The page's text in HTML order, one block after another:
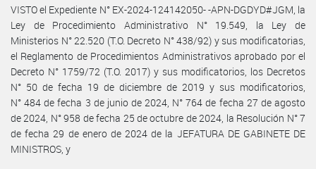
VISTO el Expediente N° EX-2024-124142050- -APN-DGDYD#JGM, la
Ley de Procedimiento Administrativo N° 19.549, la Ley de
Ministerios N° 22.520 (T.O. Decreto N° 438/92) y sus modificatorias,
el Reglamento de Procedimientos Administrativos aprobado por el
Decreto N° 1759/72 (T.O. 2017) y sus modificatorios, los Decretos
N° 50 de fecha 19 de diciembre de 2019 y sus modificatorios,
N° 484 de fecha 3 de junio de 2024, N° 764 de fecha 27 de agosto
de 2024, N° 958 de fecha 25 de octubre de 2024, la Resolución N° 7
de fecha 29 de enero de 2024 de la JEFATURA DE GABINETE DE
MINISTROS, y